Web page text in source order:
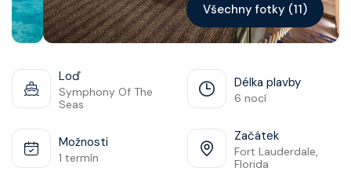
Všechny fotky (11)
Loď
Symphony Of The
Seas
Délka plavby
6 nocí
Možnosti
1 termín
Začátek
Fort Lauderdale,
Florida